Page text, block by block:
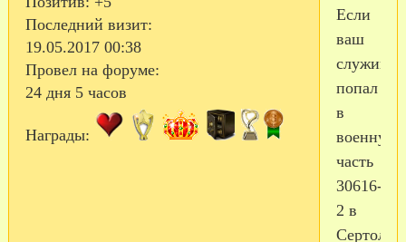
Последний визит:
19.05.2017 00:38
Провел на форуме:
24 дня 5 часов
Награды:
Если
ваш
попал
в
военную
часть
30616-
2 в